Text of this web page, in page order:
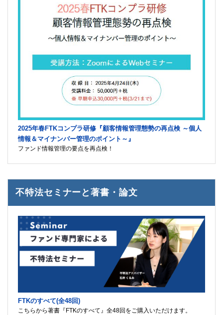
2025年春FTKコンプラ研修『顧客情報管理態勢の再点検 ～個人
情報＆マイナンバー管理のポイント～』
ファンド情報管理の要点を再点検！
不特法セミナーと著書・論文
FTKのすべて(全48回)
こちらから著書『FTKのすべて』全48回をご購入いただけます。